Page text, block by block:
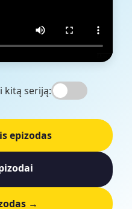
kitą seriją:
epizodas
→